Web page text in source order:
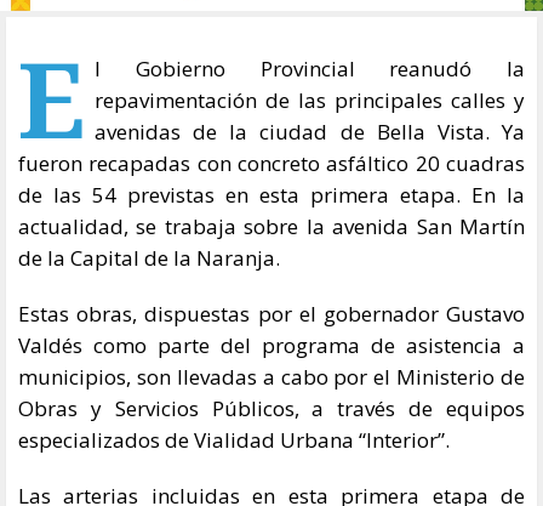
E l Gobierno Provincial reanudó la
repavimentación de las principales calles y
avenidas de la ciudad de Bella Vista. Ya
fueron recapadas con concreto asfáltico 20 cuadras
de las 54 previstas en esta primera etapa. En la
actualidad, se trabaja sobre la avenida San Martín
de la Capital de la Naranja.
Estas obras, dispuestas por el gobernador Gustavo
Valdés como parte del programa de asistencia a
municipios, son llevadas a cabo por el Ministerio de
Obras y Servicios Públicos, a través de equipos
especializados de Vialidad Urbana “Interior”.
Las arterias incluidas en esta primera etapa de